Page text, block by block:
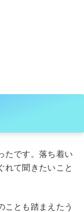
たです。落ち着い
れて聞きたいこと
ことも踏まえたう